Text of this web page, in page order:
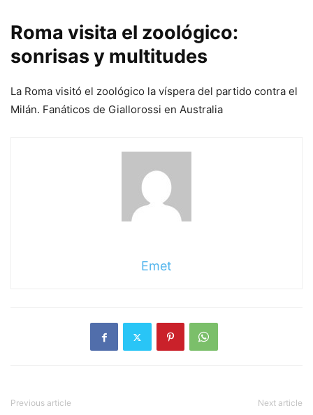
Roma visita el zoológico:
sonrisas y multitudes
La Roma visitó el zoológico la víspera del partido contra el
Milán. Fanáticos de Giallorossi en Australia
Emet
Previous article Next article